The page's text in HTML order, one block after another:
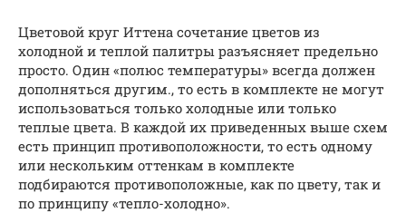
Цветовой круг Иттена сочетание цветов из
холодной и теплой палитры разъясняет предельно
просто. Один «полюс температуры» всегда должен
дополняться другим., то есть в комплекте не могут
использоваться только холодные или только
теплые цвета. В каждой их приведенных выше схем
есть принцип противоположности, то есть одному
или нескольким оттенкам в комплекте
подбираются противоположные, как по цвету, так и
по принципу «тепло-холодно».